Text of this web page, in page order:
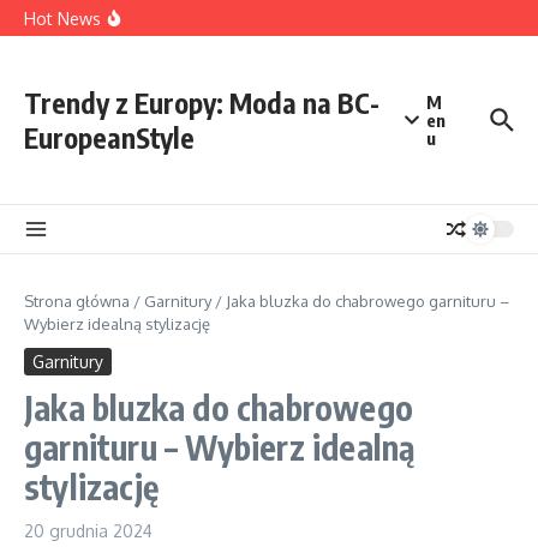
Przejdź do treści
Hot News
stylu
Trendy z Europy: Moda na BC-
EuropeanStyle
M
en
u
Strona główna / Garnitury/ Jaka bluzka do chabrowego garnituru –
Wybierz idealną stylizację
Garnitury
Jaka bluzka do chabrowego
garnituru – Wybierz idealną
stylizację
20 grudnia 2024